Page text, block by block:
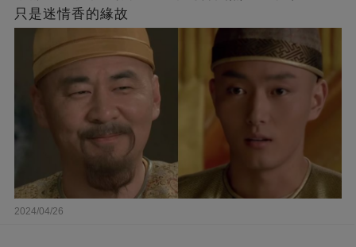
只是迷情香的緣故
2024/04/26